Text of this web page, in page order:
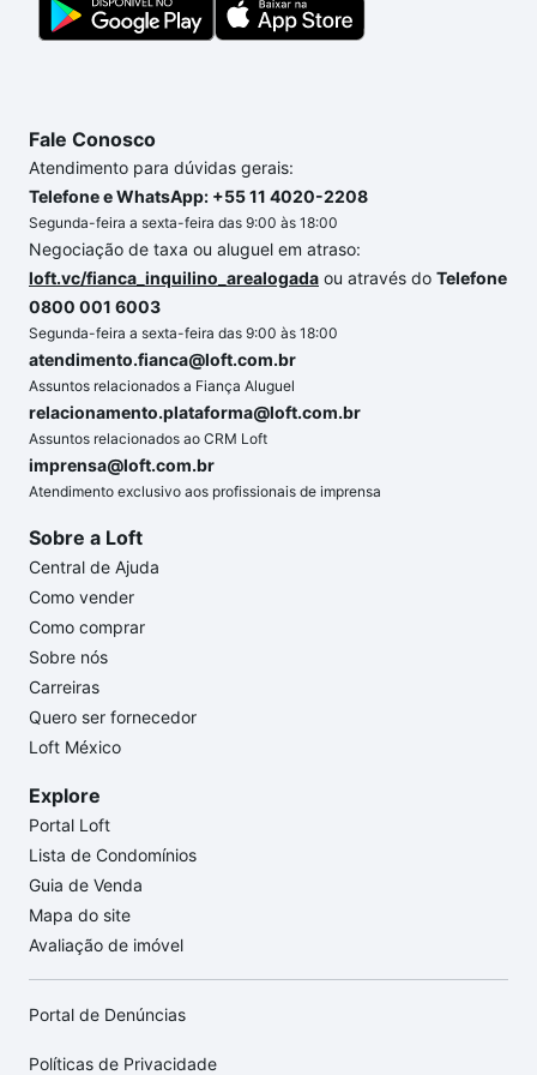
Fale Conosco
Atendimento para dúvidas gerais:
Telefone e WhatsApp: +55 11 4020-2208
Segunda-feira a sexta-feira das 9:00 às 18:00
Negociação de taxa ou aluguel em atraso:
loft.vc/fianca_inquilino_arealogada ou através do Telefone
0800 001 6003
Segunda-feira a sexta-feira das 9:00 às 18:00
atendimento.fianca@loft.com.br
Assuntos relacionados a Fiança Aluguel
relacionamento.plataforma@loft.com.br
Assuntos relacionados ao CRM Loft
imprensa@loft.com.br
Atendimento exclusivo aos profissionais de imprensa
Sobre a Loft
Central de Ajuda
Como vender
Como comprar
Sobre nós
Carreiras
Quero ser fornecedor
Loft México
Explore
Portal Loft
Lista de Condomínios
Guia de Venda
Mapa do site
Avaliação de imóvel
Portal de Denúncias
Políticas de Privacidade